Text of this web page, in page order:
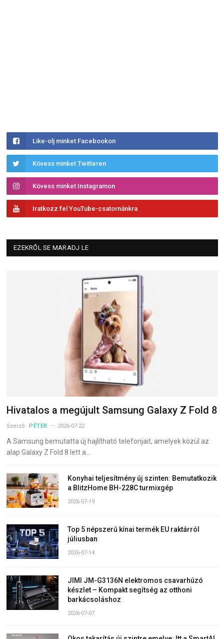
Like-olj minket Facebookon
Kövess minket Twitteren
Kövess minket Instagramon
Iratkozz fel YouTube-csatornánkra
EZEKRŐL SE MARADJ LE
Hivatalos a megújult Samsung Galaxy Z Fold 8
Szerző: PÉTER 2026-07-22
A Samsung bemutatta új hajlítható telefonjait, amelyek közül az
alap Galaxy Z Fold 8 lett a…
Konyhai teljesítmény új szinten: Bemutatkozik
a BlitzHome BH-228C turmixgép
2026-07-19
Top 5 népszerű kínai termék EU raktárról
júliusban
2026-07-14
JIMI JM-G3136N elektromos csavarhúzó
készlet – Kompakt segítség az otthoni
barkácsoláshoz
2026-07-07